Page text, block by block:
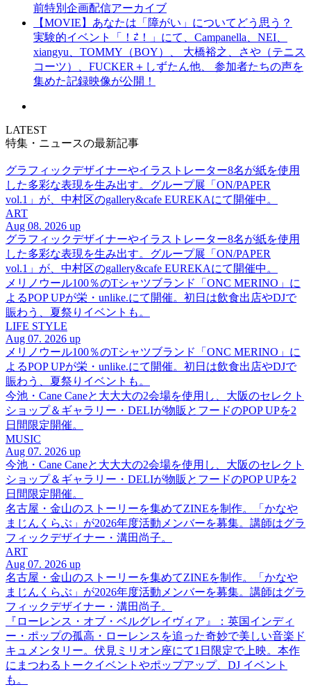
前特別企画配信アーカイブ
【MOVIE】あなたは「障がい」についてどう思う？
実験的イベント「！⇄！」にて、Campanella、NEI、
xiangyu、TOMMY（BOY）、 大橋裕之、さや（テニス
コーツ）、FUCKER＋しずたん他、 参加者たちの声を
集めた記録映像が公開！
LATEST
特集・ニュースの最新記事
グラフィックデザイナーやイラストレーター8名が紙を使用
した多彩な表現を生み出す。グループ展「ON/PAPER
vol.1」が、中村区のgallery&cafe EUREKAにて開催中。
ART
Aug 08. 2026 up
グラフィックデザイナーやイラストレーター8名が紙を使用
した多彩な表現を生み出す。グループ展「ON/PAPER
vol.1」が、中村区のgallery&cafe EUREKAにて開催中。
メリノウール100％のTシャツブランド「ONC MERINO」に
よるPOP UPが栄・unlike.にて開催。初日は飲食出店やDJで
賑わう、夏祭りイベントも。
LIFE STYLE
Aug 07. 2026 up
メリノウール100％のTシャツブランド「ONC MERINO」に
よるPOP UPが栄・unlike.にて開催。初日は飲食出店やDJで
賑わう、夏祭りイベントも。
今池・Cane Caneと大大大の2会場を使用し、大阪のセレクト
ショップ＆ギャラリー・DELIが物販とフードのPOP UPを2
日間限定開催。
MUSIC
Aug 07. 2026 up
今池・Cane Caneと大大大の2会場を使用し、大阪のセレクト
ショップ＆ギャラリー・DELIが物販とフードのPOP UPを2
日間限定開催。
名古屋・金山のストーリーを集めてZINEを制作。「かなや
まじんくらぶ」が2026年度活動メンバーを募集。講師はグラ
フィックデザイナー・溝田尚子。
ART
Aug 07. 2026 up
名古屋・金山のストーリーを集めてZINEを制作。「かなや
まじんくらぶ」が2026年度活動メンバーを募集。講師はグラ
フィックデザイナー・溝田尚子。
『ローレンス・オブ・ベルグレイヴィア』：英国インディ
ー・ポップの孤高・ローレンスを追った奇妙で美しい音楽ド
キュメンタリー。伏見ミリオン座にて1日限定で上映。本作
にまつわるトークイベントやポップアップ、DJ イベント
も。